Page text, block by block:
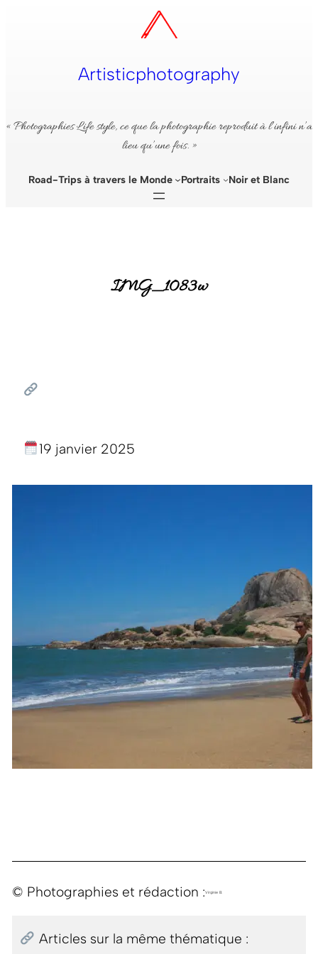
Artisticphotography
« Photographies Life style, ce que la photographie reproduit à l’infini n’a
lieu qu’une fois. »
Road-Trips à travers le Monde Portraits Noir et Blanc
IMG_1083w
19 janvier 2025
© Photographies et rédaction :Virginie B.
Articles sur la même thématique :